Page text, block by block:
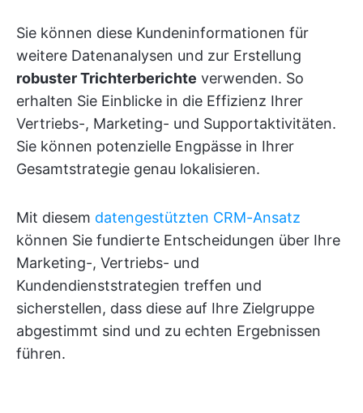
Sie können diese Kundeninformationen für
weitere Datenanalysen und zur Erstellung
robuster Trichterberichte verwenden. So
erhalten Sie Einblicke in die Effizienz Ihrer
Vertriebs-, Marketing- und Supportaktivitäten.
Sie können potenzielle Engpässe in Ihrer
Gesamtstrategie genau lokalisieren.
Mit diesem datengestützten CRM-Ansatz
können Sie fundierte Entscheidungen über Ihre
Marketing-, Vertriebs- und
Kundendienststrategien treffen und
sicherstellen, dass diese auf Ihre Zielgruppe
abgestimmt sind und zu echten Ergebnissen
führen.